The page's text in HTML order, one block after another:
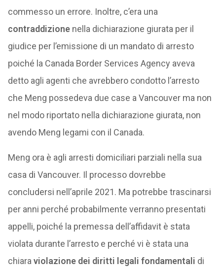
commesso un errore. Inoltre, c’era una
contraddizionenella dichiarazione giurata per il
giudice per l’emissione di un mandato di arresto
poiché la Canada Border Services Agency aveva
detto agli agenti che avrebbero condotto l’arresto
che Meng possedeva due case a Vancouver ma non
nel modo riportato nella dichiarazione giurata, non
avendo Meng legami con il Canada.
Meng ora è agli arresti domiciliari parziali nella sua
casa di Vancouver. Il processo dovrebbe
concludersi nell’aprile 2021. Ma potrebbe trascinarsi
per anni perché probabilmente verranno presentati
appelli, poiché la premessa dell’affidavit è stata
violata durante l’arresto e perché vi è stata una
chiara violazione dei diritti legali fondamentali di